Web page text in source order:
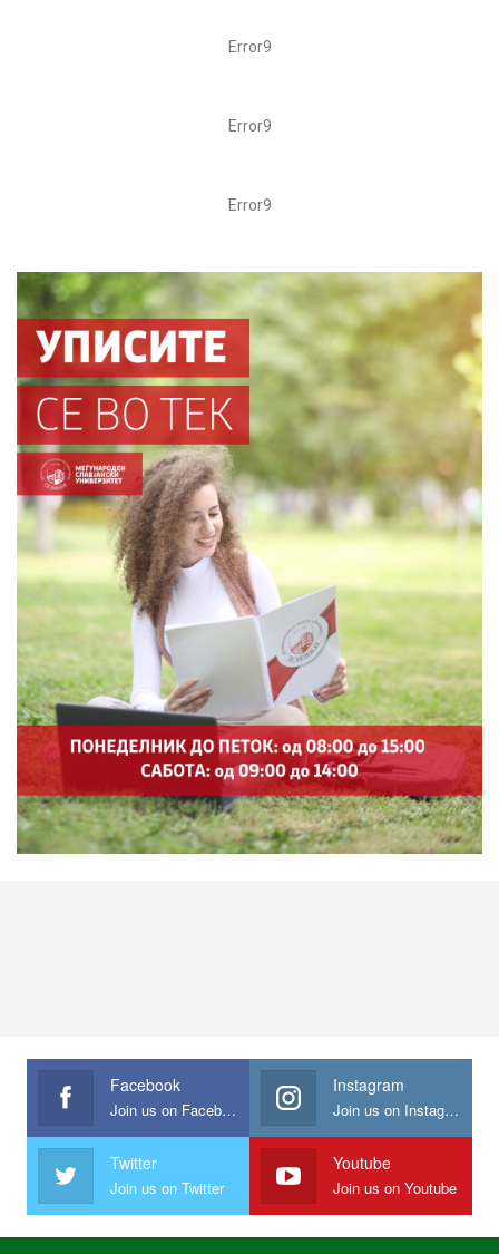
Error9
Error9
Error9
Facebook
Join us on Facebook
Instagram
Join us on Instagram
Twitter
Join us on Twitter
Youtube
Join us on Youtube